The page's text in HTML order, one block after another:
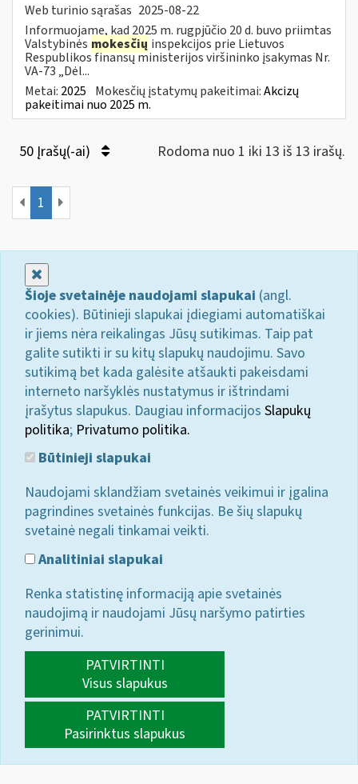
Web turinio sąrašas 2025-08-22
Informuojame, kad 2025 m. rugpjūčio 20 d. buvo priimtas
Valstybinės mokesčių inspekcijos prie Lietuvos
Respublikos finansų ministerijos viršininko įsakymas Nr.
VA-73 „Dėl...
Metai: 2025 Mokesčių įstatymų pakeitimai:Akcizų
pakeitimai nuo 2025 m.
50 Įrašų(-ai) Rodoma nuo 1 iki 13 iš 13 irašų.
1
Šioje svetainėje naudojami slapukai (angl.
cookies). Būtinieji slapukai įdiegiami automatiškai
ir jiems nėra reikalingas Jūsų sutikimas. Taip pat
galite sutikti ir su kitų slapukų naudojimu. Savo
sutikimą bet kada galėsite atšaukti pakeisdami
interneto naršyklės nustatymus ir ištrindami
įrašytus slapukus. Daugiau informacijos Slapukų
politika; Privatumo politika.
Būtinieji slapukai
Naudojami sklandžiam svetainės veikimui ir įgalina
pagrindines svetainės funkcijas. Be šių slapukų
svetainė negali tinkamai veikti.
Analitiniai slapukai
Renka statistinę informaciją apie svetainės
naudojimą ir naudojami Jūsų naršymo patirties
gerinimui.
PATVIRTINTI
Visus slapukus
PATVIRTINTI
Pasirinktus slapukus